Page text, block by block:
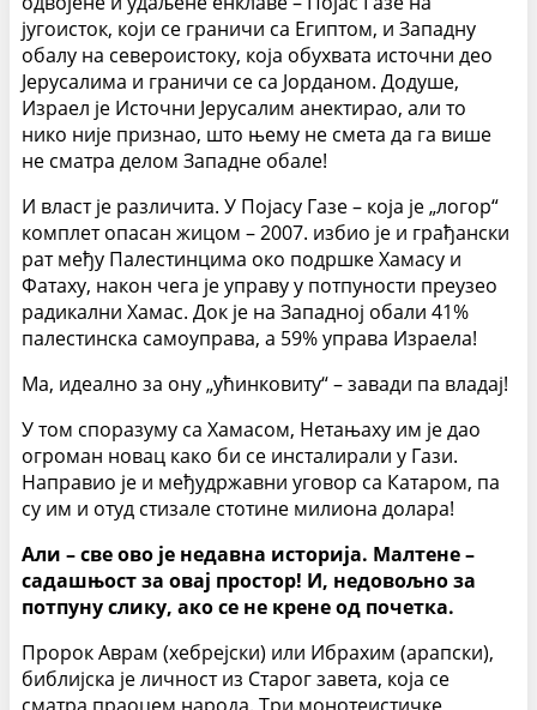
југоисток, који се граничи са Египтом, и Западну
обалу на североистоку, која обухвата источни део
Јерусалима и граничи се са Јорданом. Додуше,
Израел је Источни Јерусалим анектирао, али то
нико није признао, што њему не смета да га више
не сматра делом Западне обале!
И власт је различита. У Појасу Газе – која је „логор“
комплет опасан жицом – 2007. избио је и грађански
рат међу Палестинцима око подршке Хамасу и
Фатаху, након чега је управу у потпуности преузео
радикални Хамас. Док је на Западној обали 41%
палестинска самоуправа, а 59% управа Израела!
Ма, идеално за ону „ућинковиту“ – завади па владај!
У том споразуму са Хамасом, Нетањаху им је дао
огроман новац како би се инсталирали у Гази.
Направио је и међудржавни уговор са Катаром, па
су им и отуд стизале стотине милиона долара!
Али – све ово је недавна историја. Малтене –
садашњост за овај простор! И, недовољно за
потпуну слику, ако се не крене од почетка.
Пророк Аврам (хебрејски) или Ибрахим (арапски),
библијска је личност из Старог завета, која се